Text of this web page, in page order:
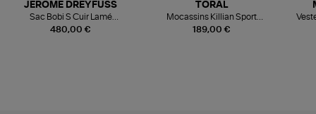
480,00 €
JEROME DREYFUSS
Sac Bobi S Cuir Lamé
Champagne
189,00 €
TORAL
Mocassins Killian Sport
Mousse